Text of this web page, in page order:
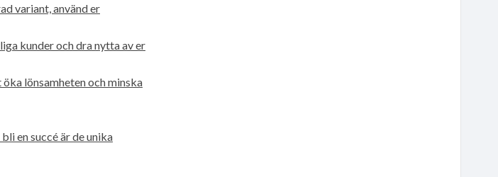
variant, använd er
kunder och dra nytta av er
lönsamheten och minska
en succé är de unika